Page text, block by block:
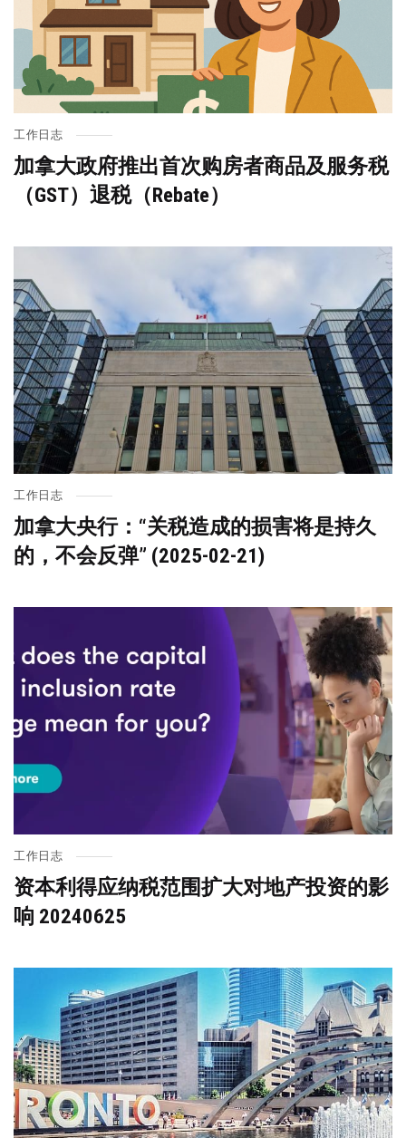
工作日志
加拿大政府推出首次购房者商品及服务税
（GST）退税（Rebate）
工作日志
加拿大央行：“关税造成的损害将是持久
的，不会反弹” (2025-02-21)
工作日志
资本利得应纳税范围扩大对地产投资的影
响 20240625